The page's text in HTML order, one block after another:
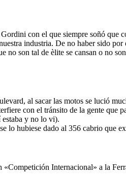
con el que siempre soñó que
industria. De no haber sido
son tal de èlite se cansan o no
al sacar las motos se lució
con el tránsito de la gente
y no lo vi).
lo hubiese dado al 356 cabrio
«Competición Internacional» a